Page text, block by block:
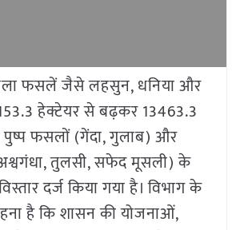
फसलें जैसे लहसुन, धनिया और
हेक्टेयर से बढ़कर 13463.3
पुष्प फसलों (गेंदा, गुलाब) और
तुलसी, सफेद मूसली) के
दर्ज किया गया है। विभाग के
है कि शासन की योजनाओं,